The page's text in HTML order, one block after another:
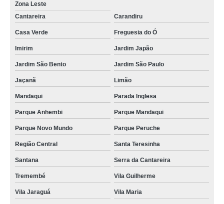
Zona Leste
Cantareira
Carandiru
Casa Verde Freguesia do Ó
Imirim Jardim Japão
Jardim São Bento Jardim São Paulo
Jaçanã Limão
Mandaqui Parada Inglesa
Parque Anhembi Parque Mandaqui
Parque Novo Mundo Parque Peruche
Região Central Santa Teresinha
Santana Serra da Cantareira
Tremembé Vila Guilherme
Vila Jaraguá Vila Maria